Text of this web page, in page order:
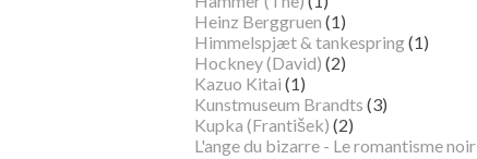
Heinz Berggruen (1)
Himmelspjæt & tankespring(1)
Hockney (David) (2)
Kazuo Kitai (1)
Kunstmuseum Brandts (3)
Kupka (František) (2)
L'ange du bizarre - Le romantisme noir